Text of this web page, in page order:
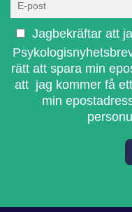
Jagbekräftar att
rätt att spara min
att jag kommer få
min